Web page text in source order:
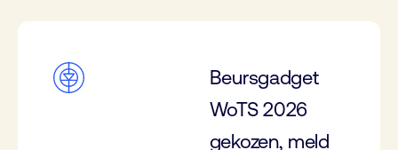
Beursgadget
WoTS 2026
gekozen, meld